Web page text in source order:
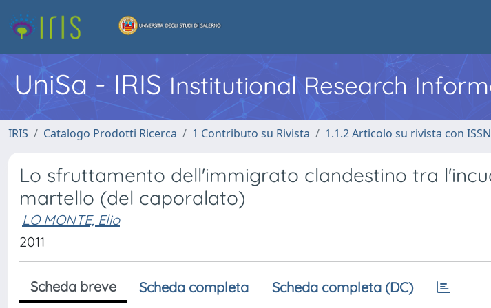
UniSa - IRIS Institutional Research
IRIS Catalogo Prodotti Ricerca 1 Contributo su Rivista 1.1.2 Articolo su rivista con ISSN
Lo sfruttamento dell'immigrato clandestino tra
martello (del caporalato)
LO MONTE, Elio
2011
Scheda breve Scheda completa Scheda completa (DC)